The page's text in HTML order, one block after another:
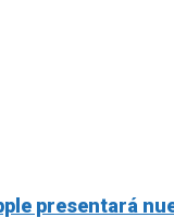
presentará